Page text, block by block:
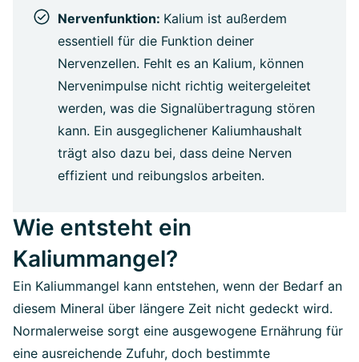
Nervenfunktion: Kalium ist außerdem
essentiell für die Funktion deiner
Nervenzellen. Fehlt es an Kalium, können
Nervenimpulse nicht richtig weitergeleitet
werden, was die Signalübertragung stören
kann. Ein ausgeglichener Kaliumhaushalt
trägt also dazu bei, dass deine Nerven
effizient und reibungslos arbeiten.
Wie entsteht ein
Kaliummangel?
Ein Kaliummangel kann entstehen, wenn der Bedarf an
diesem Mineral über längere Zeit nicht gedeckt wird.
Normalerweise sorgt eine ausgewogene Ernährung für
eine ausreichende Zufuhr, doch bestimmte